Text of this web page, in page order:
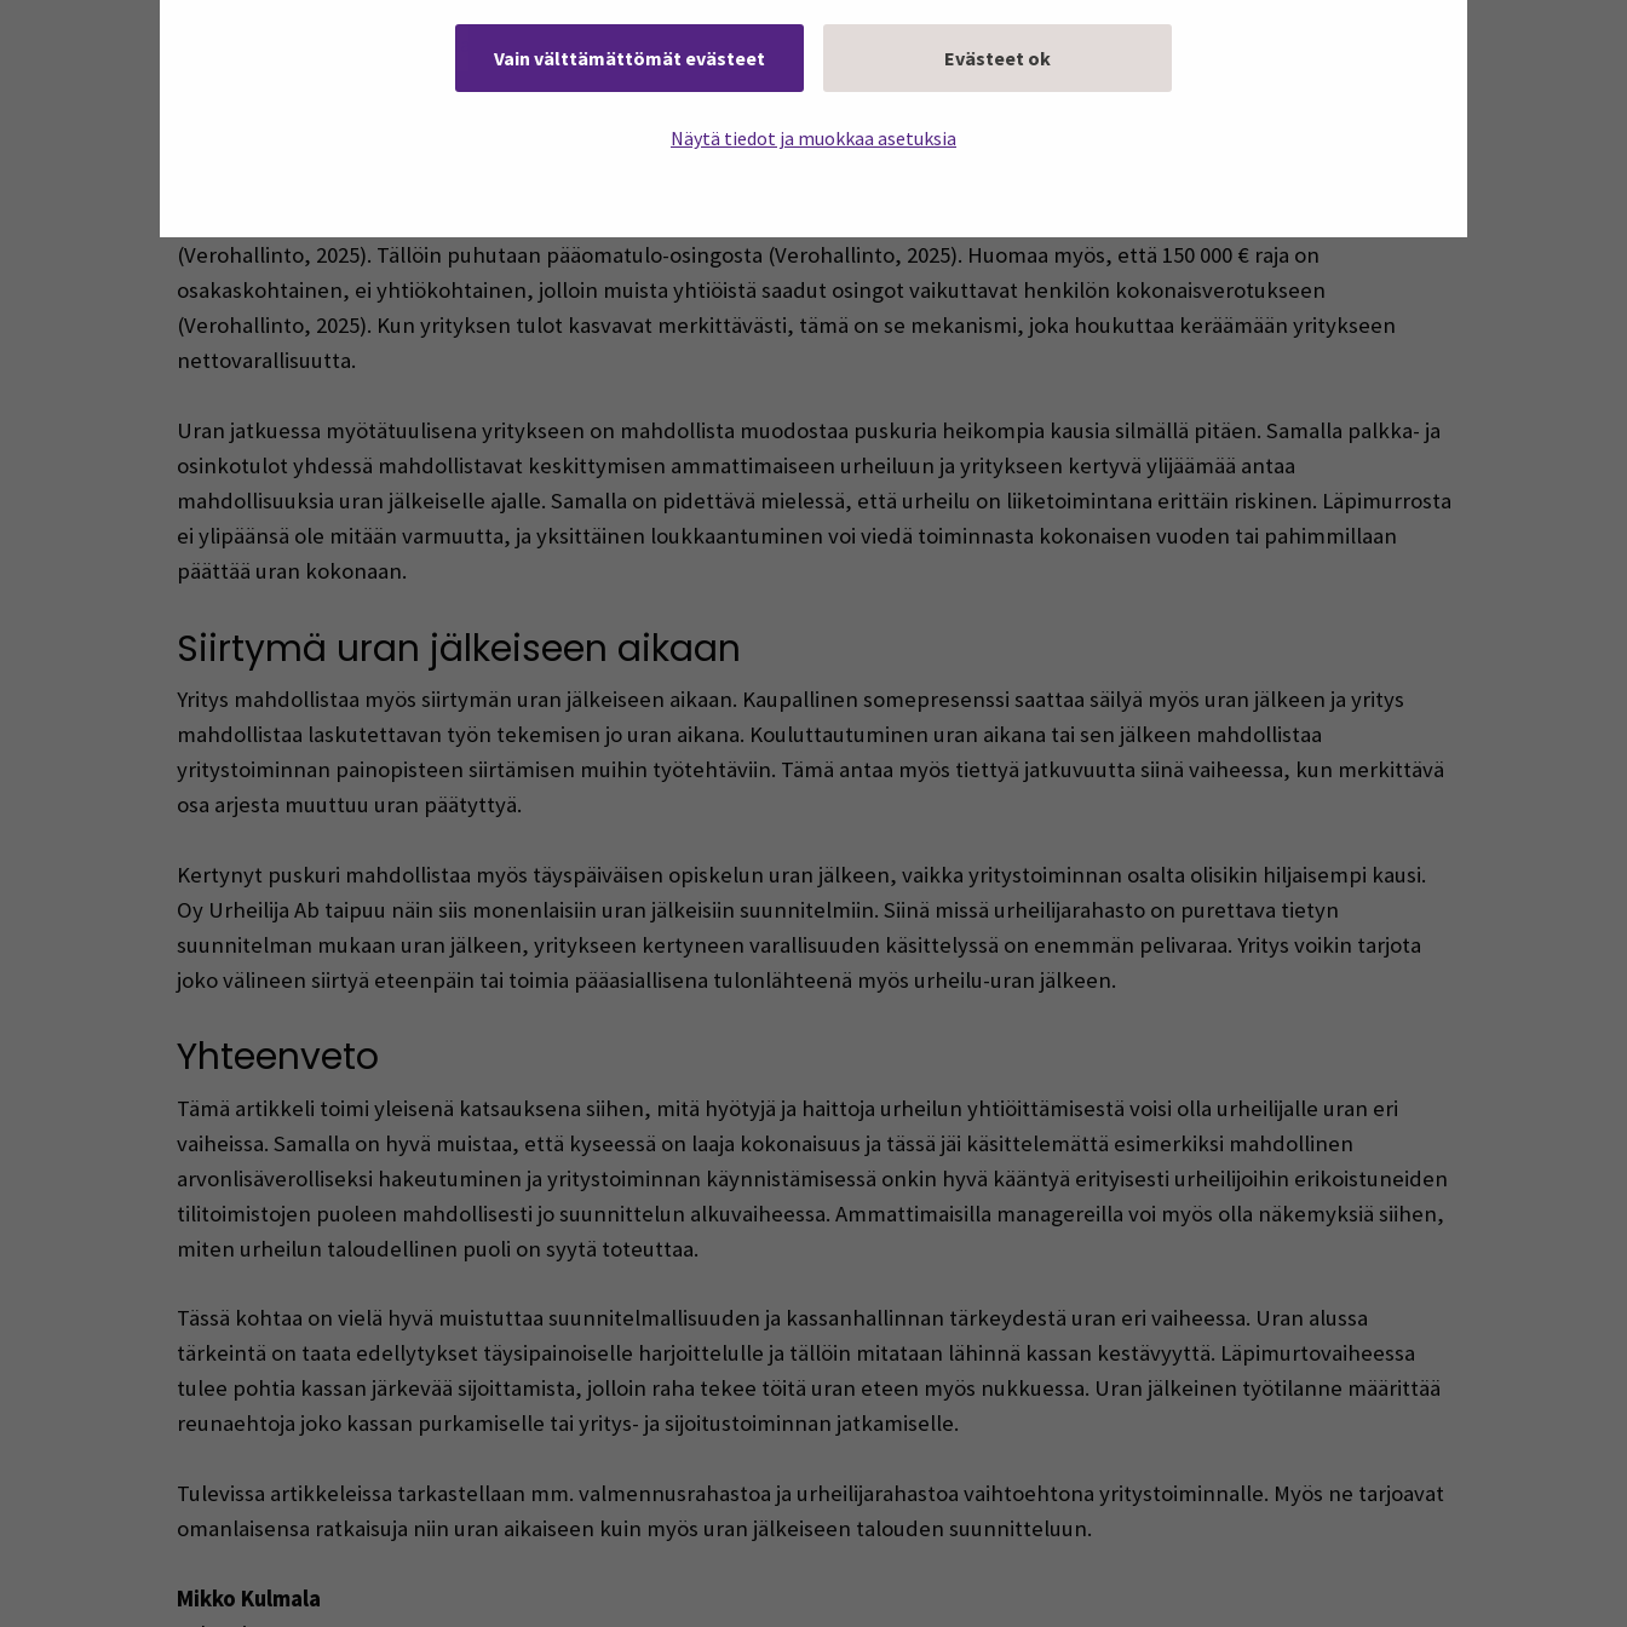
Vain välttämättömät evästeet Evästeet ok
Näytä tiedot ja muokkaa asetuksia
Tässä kohtaa lienee aiheellista pysähtyä tarkastelemaan, miten nettovarallisuus ja osakkeen matemaattinen arvo vaikuttavat
(Verohallinto, 2025). Tällöin puhutaan pääomatulo-osingosta (Verohallinto, 2025). Huomaa myös, että 150 000 € raja on
osakaskohtainen, ei yhtiökohtainen, jolloin muista yhtiöistä saadut osingot vaikuttavat henkilön kokonaisverotukseen
(Verohallinto, 2025). Kun yrityksen tulot kasvavat merkittävästi, tämä on se mekanismi, joka houkuttaa keräämään yritykseen
nettovarallisuutta.
Uran jatkuessa myötätuulisena yritykseen on mahdollista muodostaa puskuria heikompia kausia silmällä pitäen. Samalla palkka- ja
osinkotulot yhdessä mahdollistavat keskittymisen ammattimaiseen urheiluun ja yritykseen kertyvä ylijäämää antaa
mahdollisuuksia uran jälkeiselle ajalle. Samalla on pidettävä mielessä, että urheilu on liiketoimintana erittäin riskinen. Läpimurrosta
ei ylipäänsä ole mitään varmuutta, ja yksittäinen loukkaantuminen voi viedä toiminnasta kokonaisen vuoden tai pahimmillaan
päättää uran kokonaan.
Siirtymä uran jälkeiseen aikaan
Yritys mahdollistaa myös siirtymän uran jälkeiseen aikaan. Kaupallinen somepresenssi saattaa säilyä myös uran jälkeen ja yritys
mahdollistaa laskutettavan työn tekemisen jo uran aikana. Kouluttautuminen uran aikana tai sen jälkeen mahdollistaa
yritystoiminnan painopisteen siirtämisen muihin työtehtäviin. Tämä antaa myös tiettyä jatkuvuutta siinä vaiheessa, kun merkittävä
osa arjesta muuttuu uran päätyttyä.
Kertynyt puskuri mahdollistaa myös täyspäiväisen opiskelun uran jälkeen, vaikka yritystoiminnan osalta olisikin hiljaisempi kausi.
Oy Urheilija Ab taipuu näin siis monenlaisiin uran jälkeisiin suunnitelmiin. Siinä missä urheilijarahasto on purettava tietyn
suunnitelman mukaan uran jälkeen, yritykseen kertyneen varallisuuden käsittelyssä on enemmän pelivaraa. Yritys voikin tarjota
joko välineen siirtyä eteenpäin tai toimia pääasiallisena tulonlähteenä myös urheilu-uran jälkeen.
Yhteenveto
Tämä artikkeli toimi yleisenä katsauksena siihen, mitä hyötyjä ja haittoja urheilun yhtiöittämisestä voisi olla urheilijalle uran eri
vaiheissa. Samalla on hyvä muistaa, että kyseessä on laaja kokonaisuus ja tässä jäi käsittelemättä esimerkiksi mahdollinen
arvonlisäverolliseksi hakeutuminen ja yritystoiminnan käynnistämisessä onkin hyvä kääntyä erityisesti urheilijoihin erikoistuneiden
tilitoimistojen puoleen mahdollisesti jo suunnittelun alkuvaiheessa. Ammattimaisilla managereilla voi myös olla näkemyksiä siihen,
miten urheilun taloudellinen puoli on syytä toteuttaa.
Tässä kohtaa on vielä hyvä muistuttaa suunnitelmallisuuden ja kassanhallinnan tärkeydestä uran eri vaiheessa. Uran alussa
tärkeintä on taata edellytykset täysipainoiselle harjoittelulle ja tällöin mitataan lähinnä kassan kestävyyttä. Läpimurtovaiheessa
tulee pohtia kassan järkevää sijoittamista, jolloin raha tekee töitä uran eteen myös nukkuessa. Uran jälkeinen työtilanne määrittää
reunaehtoja joko kassan purkamiselle tai yritys- ja sijoitustoiminnan jatkamiselle.
Tulevissa artikkeleissa tarkastellaan mm. valmennusrahastoa ja urheilijarahastoa vaihtoehtona yritystoiminnalle. Myös ne tarjoavat
omanlaisensa ratkaisuja niin uran aikaiseen kuin myös uran jälkeiseen talouden suunnitteluun.
Mikko Kulmala